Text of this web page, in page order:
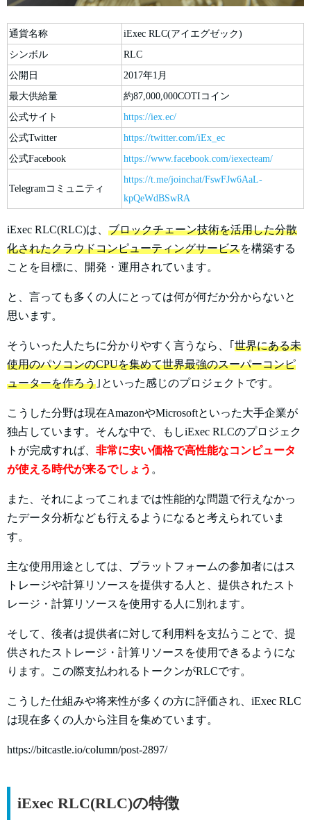
通貨名称
iExec RLC(アイエグゼック)
シンボル
RLC
公開日
2017年1月
最大供給量
約87,000,000COTIコイン
公式サイト
https://iex.ec/
公式Twitter
https://twitter.com/iEx_ec
公式Facebook
https://www.facebook.com/iexecteam/
Telegramコミュニティ
https://t.me/joinchat/FswFJw6AaL-
kpQeWdBSwRA
iExec RLC(RLC)は、 ブロックチェーン技術を活用した分散
化されたクラウドコンピューティングサービスを構築する
ことを目標に、開発・運用されています。
と、言っても多くの人にとっては何が何だか分からないと
思います。
そういった人たちに分かりやすく言うなら、｢ 世界にある未
使用のパソコンのCPUを集めて世界最強のスーパーコンピ
ューターを作ろう ｣といった感じのプロジェクトです。
こうした分野は現在AmazonやMicrosoftといった大手企業が
独占しています。そんな中で、もしiExec RLCのプロジェク
トが完成すれば、 非常に安い価格で高性能なコンピュータ
が使える時代が来るでしょう 。
また、それによってこれまでは性能的な問題で行えなかっ
たデータ分析なども行えるようになると考えられていま
す。
主な使用用途としては、プラットフォームの参加者にはス
トレージや計算リソースを提供する人と、提供されたスト
レージ・計算リソースを使用する人に別れます。
そして、後者は提供者に対して利用料を支払うことで、提
供されたストレージ・計算リソースを使用できるようにな
ります。この際支払われるトークンがRLCです。
こうした仕組みや将来性が多くの方に評価され、iExec RLC
は現在多くの人から注目を集めています。
https://bitcastle.io/column/post-2897/
iExec RLC(RLC)の特徴